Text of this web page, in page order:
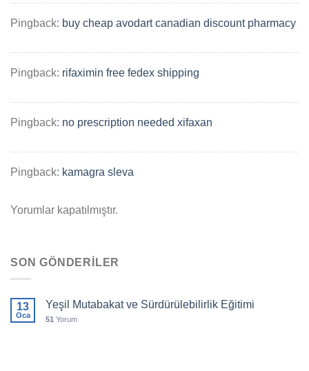
SON GÖNDERILER
13
Oca
Yeşil Mutabakat ve Sürdürülebilirlik Eğitimi
51 Yorum
Pingback: buy cheap avodart canadian discount pharmacy
Pingback: rifaximin free fedex shipping
Pingback: no prescription needed xifaxan
Pingback: kamagra sleva
Yorumlar kapatılmıştır.